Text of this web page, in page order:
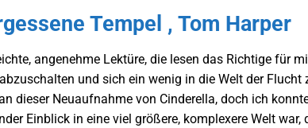
Tempel , Tom Harper
angenehme Lektüre, die lesen das Richtige für
und sich ein wenig in die Welt der
dieser Neuaufnahme von Cinderella, doch ich
Einblick in eine viel größere, komplexere Welt